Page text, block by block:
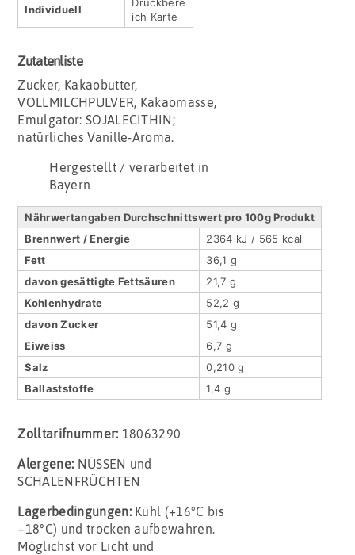
Indivi­duell
ich Karte
Zutatenliste
Zucker, Kakaobutter,
VOLLMILCHPULVER, Kakaomasse,
Emulgator: SOJALECITHIN;
natürliches Vanille-Aroma.
Hergestellt / verarbeitet in
Bayern
Nährwertangaben Durchschnittswert pro 100g Produkt
Brennwert / Energie
2364 kJ / 565 kcal
Fett
36,1 g
davon gesättigte Fettsäuren
21,7 g
Kohlenhydrate
52,2 g
davon Zucker
51,4 g
Eiweiss
6,7 g
Salz
0,210 g
Ballaststoffe
1,4 g
Zolltarifnummer: 18063290
Alergene: NÜSSEN und
SCHALENFRÜCHTEN
Lagerbedingungen: Kühl (+16°C bis
+18°C) und trocken aufbewahren.
Möglichst vor Licht und